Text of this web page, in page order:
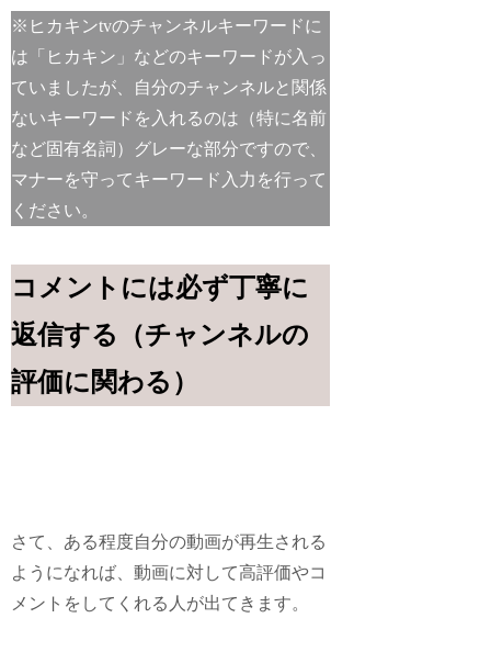
※ ヒカキンtvのチャンネルキーワードに
は「ヒカキン」などのキーワードが入っ
ていましたが、自分のチャンネルと関係
ないキーワードを入れるのは（特に名前
など固有名詞）グレーな部分ですので、
マナーを守ってキーワード入力を行って
ください。
コメントには必ず丁寧に
返信する（チャンネルの
評価に関わる）
さて、ある程度自分の動画が再生される
ようになれば、動画に対して高評価やコ
メントをしてくれる人が出てきます。